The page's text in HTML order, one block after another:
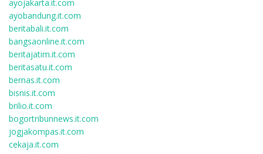
ayojakarta.it.com
ayobandung.it.com
beritabali.it.com
bangsaonline.it.com
beritajatim.it.com
beritasatu.it.com
bernas.it.com
bisnis.it.com
brilio.it.com
bogortribunnews.it.com
jogjakompas.it.com
cekaja.it.com